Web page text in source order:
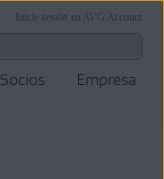
Inicie sesión en AVG Account
Socios
Empresa